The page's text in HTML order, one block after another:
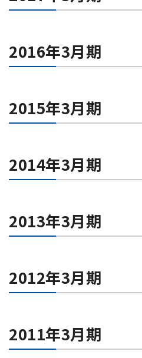
2016年3月期
2015年3月期
2014年3月期
2013年3月期
2012年3月期
2011年3月期